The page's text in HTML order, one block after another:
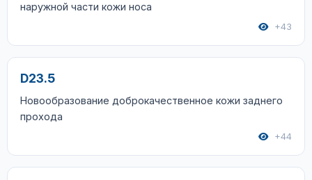
наружной части кожи носа
+43
D23.5
Новообразование доброкачественное кожи заднего
прохода
+44